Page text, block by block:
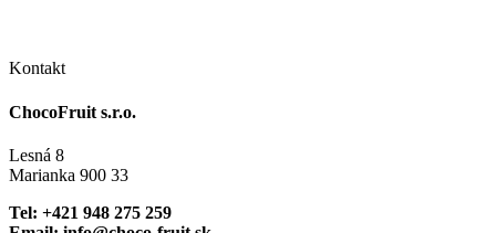
Kontakt
ChocoFruit s.r.o.
Lesná 8
Marianka 900 33
Tel: +421 948 275 259